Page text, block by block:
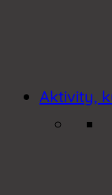
Aktivity,